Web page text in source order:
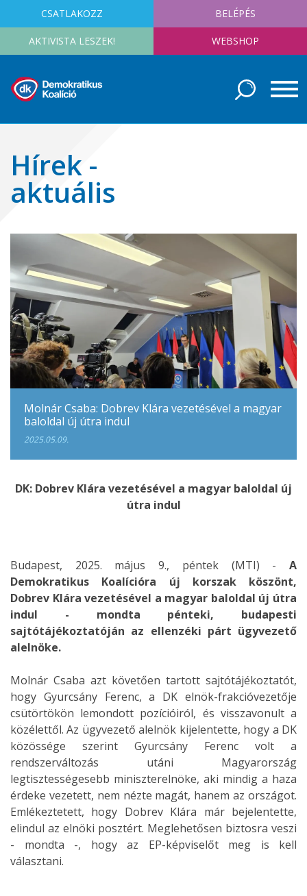
CSATLAKOZZ BELÉPÉS
AKTIVISTA LESZEK! WEBSHOP
Hírek -
aktuális
Molnár Csaba: Dobrev Klára vezetésével a magyar
baloldal új útra indul
2025.05.09.
DK: Dobrev Klára vezetésével a magyar baloldal új
útra indul
Budapest, 2025. május 9., péntek (MTI) - A
Demokratikus Koalícióra új korszak köszönt,
Dobrev Klára vezetésével a magyar baloldal új útra
indul - mondta pénteki, budapesti
sajtótájékoztatóján az ellenzéki párt ügyvezető
alelnöke.
Molnár Csaba azt követően tartott sajtótájékoztatót,
hogy Gyurcsány Ferenc, a DK elnök-frakcióvezetője
csütörtökön lemondott pozícióiról, és visszavonult a
közélettől. Az ügyvezető alelnök kijelentette, hogy a DK
közössége szerint Gyurcsány Ferenc volt a
rendszerváltozás utáni Magyarország
legtisztességesebb miniszterelnöke, aki mindig a haza
érdeke vezetett, nem nézte magát, hanem az országot.
Emlékeztetett, hogy Dobrev Klára már bejelentette,
elindul az elnöki posztért. Meglehetősen biztosra veszi
- mondta -, hogy az EP-képviselőt meg is kell
választani.